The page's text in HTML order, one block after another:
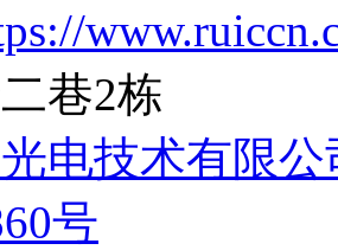
巷2栋
电技术有限公
号